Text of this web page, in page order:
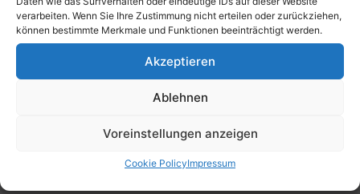
verarbeiten. Wenn Sie Ihre Zustimmung nicht erteilen oder zurückziehen,
können bestimmte Merkmale und Funktionen beeinträchtigt werden.
Akzeptieren
Ablehnen
Voreinstellungen anzeigen
Cookie PolicyImpressum
BürgerInneninformation – Gemeinsam